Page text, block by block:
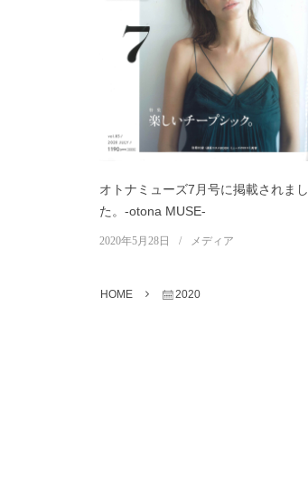
オトナミューズ7月号に掲載されまし
た。-otona MUSE-
2020年5月28日 メディア
HOME 2020